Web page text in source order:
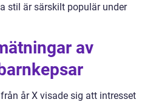
stil är särskilt populär under
av
år X visade sig att intresset